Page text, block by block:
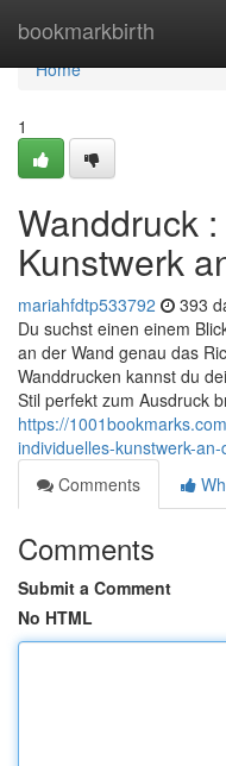
bookmarkbirth
Home
Home
1
Wanddruck
Kunstwerk
mariahfdtp533792 393
Du suchst einen einem
an der Wand genau das
Wanddrucken kannst du
Stil perfekt zum Ausdruck
https://
individuelles-kunstwerk-an-
Comments
Comments
Submit a Comment
No HTML